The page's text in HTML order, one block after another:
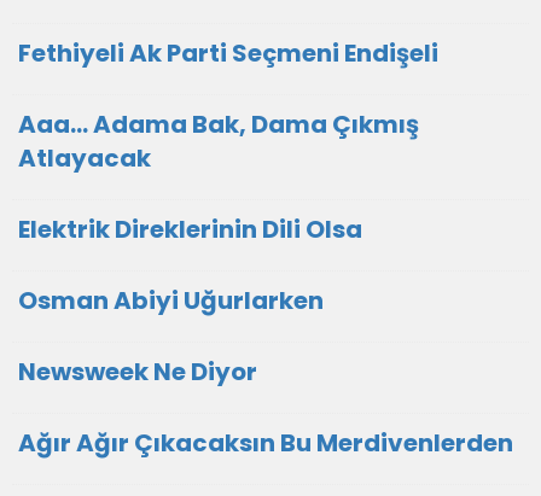
Fethiyeli Ak Parti Seçmeni Endişeli
Aaa... Adama Bak, Dama Çıkmış
Atlayacak
Elektrik Direklerinin Dili Olsa
Osman Abiyi Uğurlarken
Newsweek Ne Diyor
Ağır Ağır Çıkacaksın Bu Merdivenlerden